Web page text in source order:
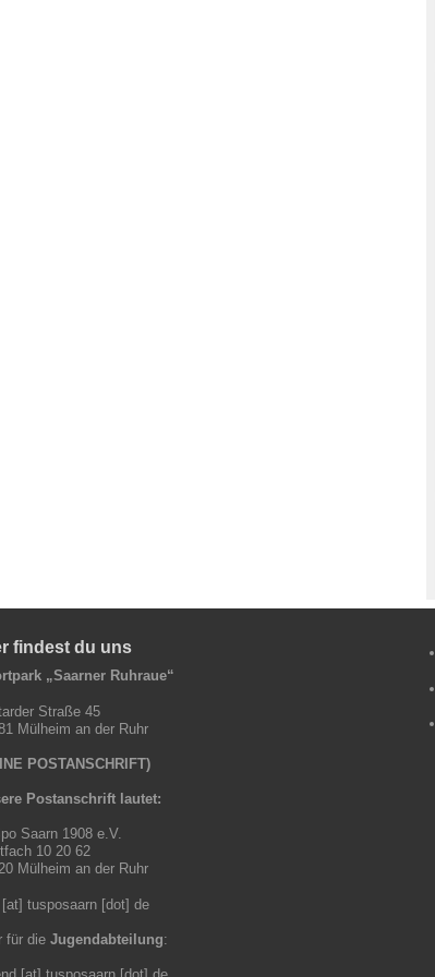
findest du uns
„Saarner Ruhraue“
Straße 45
Mülheim an der Ruhr
POSTANSCHRIFT)
Postanschrift lautet:
Saarn 1908 e.V.
10 20 62
Mülheim an der Ruhr
[at] tusposaarn [dot] de
für die Jugendabteilung: